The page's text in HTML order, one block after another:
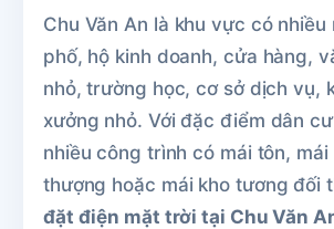
Chu Văn An là khu vực có nhiều
phố, hộ kinh doanh, cửa hàng,
nhỏ, trường học, cơ sở dịch vụ,
xưởng nhỏ. Với đặc điểm dân
nhiều công trình có mái tôn,
thượng hoặc mái kho tương đối
đặt điện mặt trời tại Chu Văn